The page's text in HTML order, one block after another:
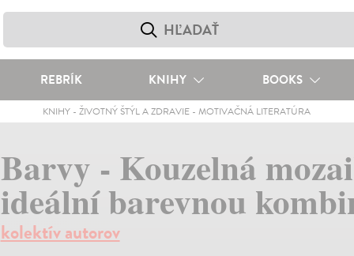
REBRÍK KNIHY BOOKS
KNIHY -ŽIVOTNÝ ŠTÝL A ZDRAVIE -MOTIVAČNÁ LITERATÚRA
Barvy - Kouzelná
ideální barevnou
kolektív autorov